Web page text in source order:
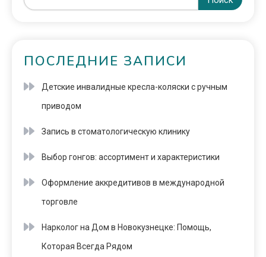
ПОСЛЕДНИЕ ЗАПИСИ
Детские инвалидные кресла-коляски с ручным
приводом
Запись в стоматологическую клинику
Выбор гонгов: ассортимент и характеристики
Оформление аккредитивов в международной
торговле
Нарколог на Дом в Новокузнецке: Помощь,
Которая Всегда Рядом